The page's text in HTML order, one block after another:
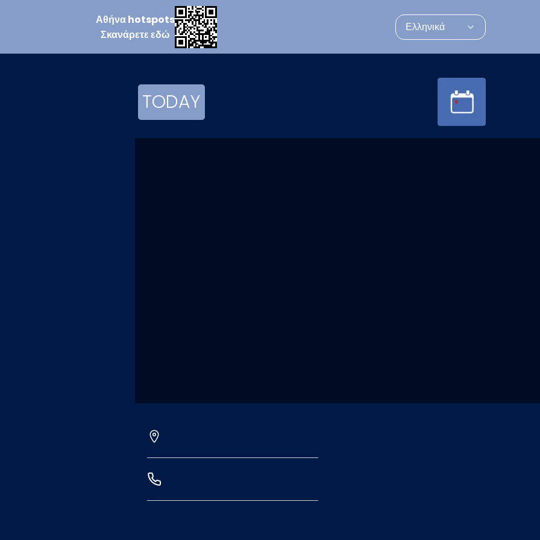
Αθήναhotspots
Σκανάρετεεδώ
Ελληνικά
TODAY